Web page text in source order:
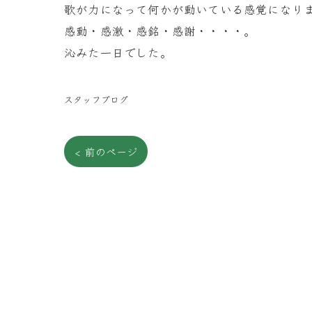
歌が力になって何かが動いている感覚になりま
感動・感激・感銘・感謝・・・・。
沁みた一日でした。
スタッフブログ
< 前のページ